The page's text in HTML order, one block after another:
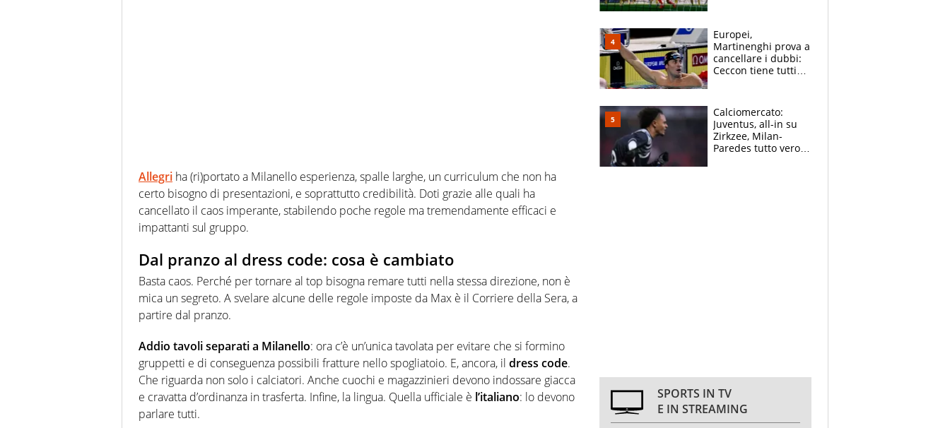
Allegri ha (ri)portato a Milanello esperienza, spalle larghe, un curriculum che non ha
certo bisogno di presentazioni, e soprattutto credibilità. Doti grazie alle quali ha
cancellato il caos imperante, stabilendo poche regole ma tremendamente efficaci e
impattanti sul gruppo.
Dal pranzo al dress code: cosa è cambiato
Basta caos. Perché per tornare al top bisogna remare tutti nella stessa direzione, non è
mica un segreto. A svelare alcune delle regole imposte da Max è il Corriere della Sera, a
partire dal pranzo.
Addio tavoli separati a Milanello: ora c’è un’unica tavolata per evitare che si formino
gruppetti e di conseguenza possibili fratture nello spogliatoio. E, ancora, il dress code.
Che riguarda non solo i calciatori. Anche cuochi e magazzinieri devono indossare giacca
e cravatta d’ordinanza in trasferta. Infine, la lingua. Quella ufficiale è l’italiano: lo devono
parlare tutti.
Europei,
Martinenghi prova a
cancellare i dubbi:
Ceccon tiene tutti
Curtis
Calciomercato:
Juventus, all-in su
Zirkzee, Milan-
Paredes tutto vero,
SPORTS IN TV
E IN STREAMING